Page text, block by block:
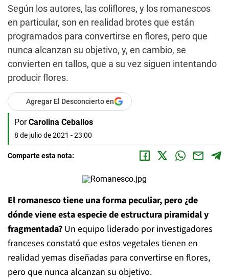
Según los autores, las coliflores, y los romanescos
en particular, son en realidad brotes que están
programados para convertirse en flores, pero que
nunca alcanzan su objetivo, y, en cambio, se
convierten en tallos, que a su vez siguen intentando
producir flores.
Agregar El Desconcierto en
Por Carolina Ceballos
8 de julio de 2021 - 23:00
Comparte esta nota:
El romanesco tiene una forma peculiar, pero ¿de
dónde viene esta especie de estructura piramidal y
fragmentada? Un equipo liderado por investigadores
franceses constató que estos vegetales tienen en
realidad yemas diseñadas para convertirse en flores,
pero que nunca alcanzan su objetivo.